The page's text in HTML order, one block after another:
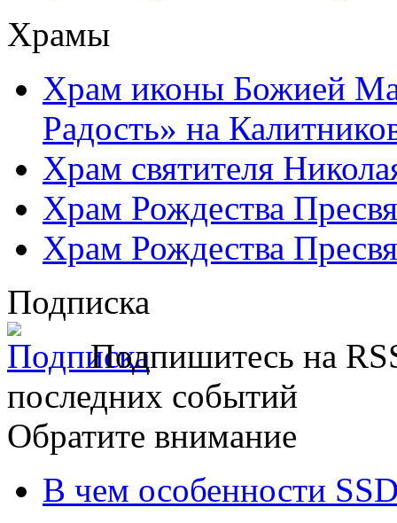
Храмы
Храм иконы Божией
Радость» на
Храм святителя
Храм Рождества
Храм Рождества
Подписка
Подпишитесь на
последних событий
Обратите внимание
В чем особенности